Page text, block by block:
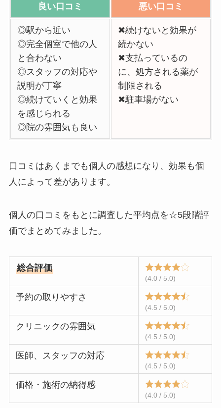
良い口コミ 悪い口コミ
◎駅から近い
◎完全個室で他の人
と合わない
◎スタッフの対応や
説明が丁寧
◎続けていくと効果
を感じられる
◎院の雰囲気も良い
✖続けないと効果が
続かない
✖支払っているの
に、処方される薬が
制限される
✖駐車場がない
口コミはあくまでも個人の感想になり、効果も個
人によって差があります。
個人の口コミをもとに調査した平均点を☆5段階評
価でまとめてみました。
総合評価
(4.0 / 5.0)
予約の取りやすさ
(4.5 / 5.0)
クリニックの雰囲気
(4.5 / 5.0)
医師、スタッフの対応
(4.5 / 5.0)
価格・施術の納得感
(4.0 / 5.0)